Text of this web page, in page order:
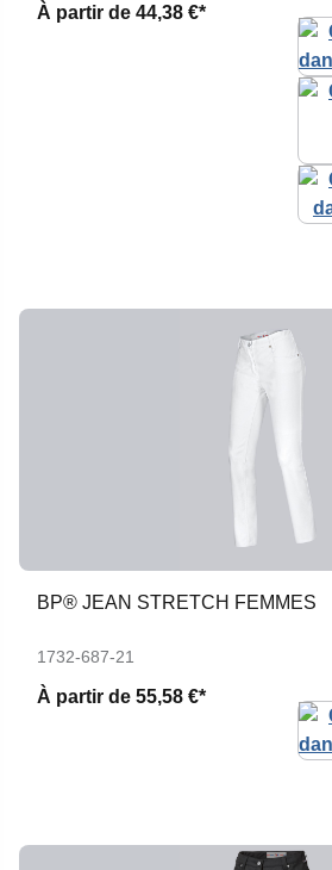
À partir de 44,38 €*
BP® JEAN STRETCH FEMMES
1732-687-21
À partir de 55,58 €*